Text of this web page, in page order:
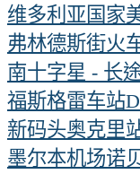
维多利亚国家
弗林德斯街火
南十字星 - 长
福斯格雷车站
新码头奥克里
墨尔本机场诺